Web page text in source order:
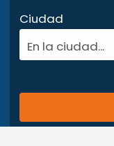
Ciudad
En la ciudad...